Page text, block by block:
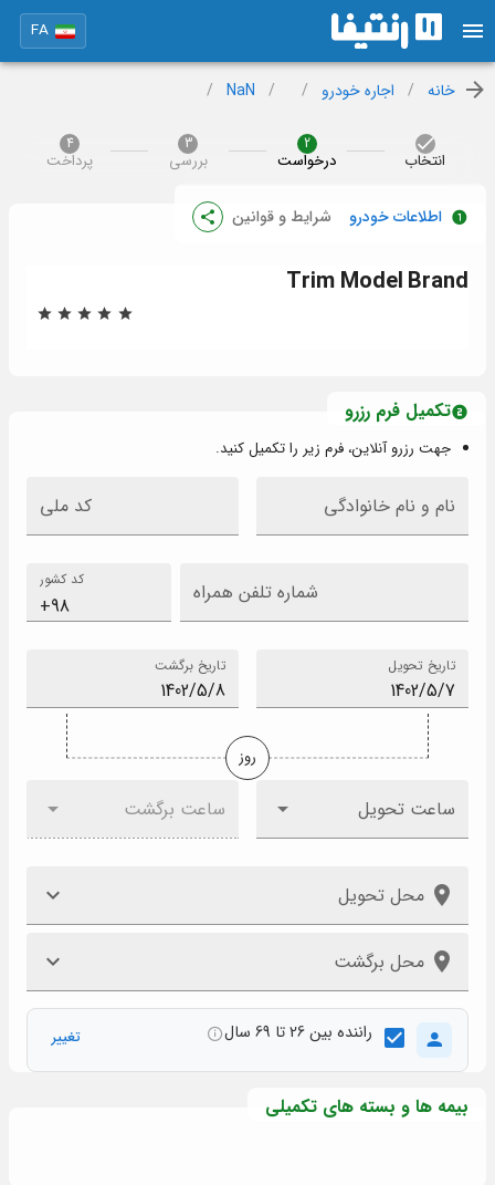
FA
خانه / اجاره خودرو /
/
NaN
/
انتخاب
2
درخواست
3
بررسی
4
پرداخت
اطلاعات خودرو شرایط و قوانین
Brand
Model
Trim
تکمیل فرم رزرو
جهت رزرو آنلاین، فرم زیر را تکمیل کنید.
نام و نام خانوادگی کد ملی
کد کشور شماره تلفن همراه
تاریخ تحویل تاریخ برگشت
روز
ساعت تحویل ساعت برگشت
محل تحویل
محل برگشت
راننده بین 26 تا 69 سال تغییر
بیمه ها و بسته های تکمیلی